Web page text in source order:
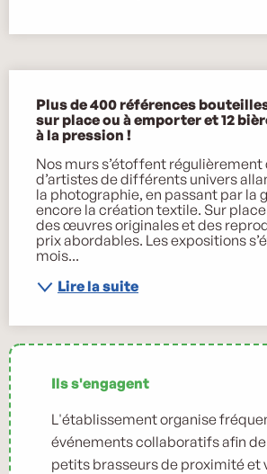
Plus de 400 références
sur place ou à emporter et 12
à la pression !
Nos murs s’étoffent régulièrement
d’artistes de différents univers
la photographie, en passant par la
encore la création textile. Sur
des œuvres originales et des
prix abordables. Les expositions
mois...
Lire la suite
Ils s'engagent
L'établissement organise
événements collaboratifs afin
petits brasseurs de proximité et